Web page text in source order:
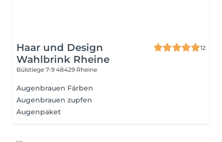
Haar und Design
Wahlbrink Rheine
12
Bülstiege 7-9 48429 Rheine
Augenbrauen Färben
Augenbrauen zupfen
Augenpaket